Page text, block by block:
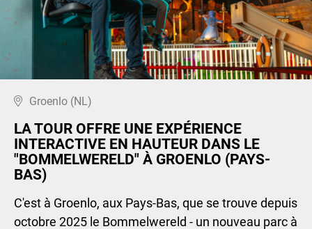
Groenlo (NL)
LA TOUR OFFRE UNE EXPÉRIENCE
INTERACTIVE EN HAUTEUR DANS LE
"BOMMELWERELD" À GROENLO (PAYS-
BAS)
C'est à Groenlo, aux Pays-Bas, que se trouve depuis
octobre 2025 le Bommelwereld - un nouveau parc à